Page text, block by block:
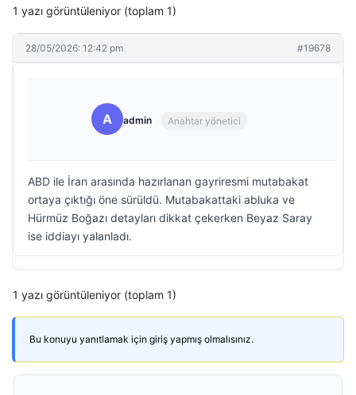
1 yazı görüntüleniyor (toplam 1)
28/05/2026: 12:42 pm #19678
A admin Anahtar yönetici
ABD ile İran arasında hazırlanan gayriresmi mutabakat
ortaya çıktığı öne sürüldü. Mutabakattaki abluka ve
Hürmüz Boğazı detayları dikkat çekerken Beyaz Saray
ise iddiayı yalanladı.
1 yazı görüntüleniyor (toplam 1)
Bu konuyu yanıtlamak için giriş yapmış olmalısınız.